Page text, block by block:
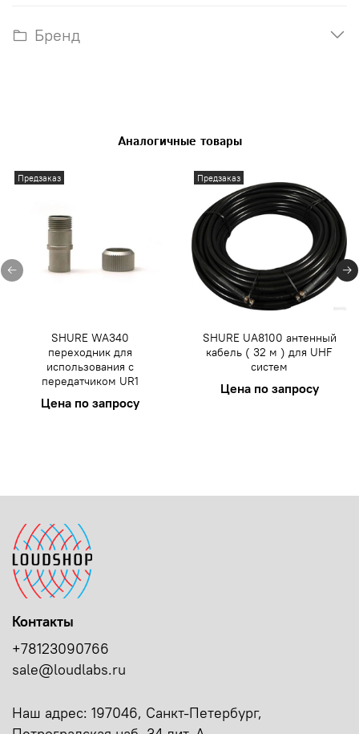
Бренд
Аналогичные товары
Предзаказ
SHURE WA340
переходник для
использования с
передатчиком UR1
Цена по запросу
Предзаказ
SHURE UA8100 антенный
кабель ( 32 м ) для UHF
систем
Цена по запросу
Контакты
+78123090766
sale@loudlabs.ru
Наш адрес: 197046, Санкт-Петербург,